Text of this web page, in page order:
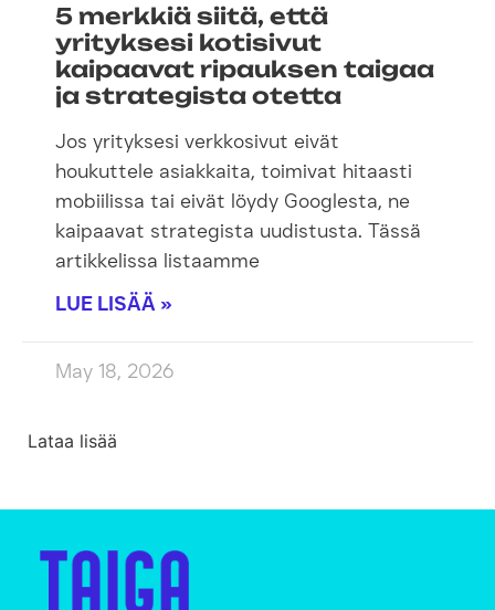
5 merkkiä siitä, että
yrityksesi kotisivut
kaipaavat ripauksen taigaa
ja strategista otetta
Jos yrityksesi verkkosivut eivät
houkuttele asiakkaita, toimivat hitaasti
mobiilissa tai eivät löydy Googlesta, ne
kaipaavat strategista uudistusta. Tässä
artikkelissa listaamme
LUE LISÄÄ »
May 18, 2026
Lataa lisää